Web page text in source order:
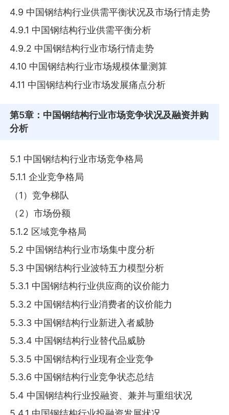
4.9 中国钢结构行业供需平衡状况及市场行情走势
4.9.1 中国钢结构行业供需平衡分析
4.9.2 中国钢结构行业市场行情走势
4.10 中国钢结构行业市场规模体量测算
4.11 中国钢结构行业市场发展痛点分析
第5章 ：中国钢结构行业市场竞争状况及融资并购
分析
5.1 中国钢结构行业市场竞争格局
5.1.1 企业竞争格局
（1）竞争梯队
（2）市场份额
5.1.2 区域竞争格局
5.2 中国钢结构行业市场集中度分析
5.3 中国钢结构行业波特五力模型分析
5.3.1 中国钢结构行业供应商的议价能力
5.3.2 中国钢结构行业消费者的议价能力
5.3.3 中国钢结构行业新进入者威胁
5.3.4 中国钢结构行业替代品威胁
5.3.5 中国钢结构行业现有企业竞争
5.3.6 中国钢结构行业竞争状态总结
5.4 中国钢结构行业投融资、兼并与重组状况